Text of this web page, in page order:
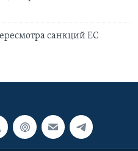
санкций ЕС